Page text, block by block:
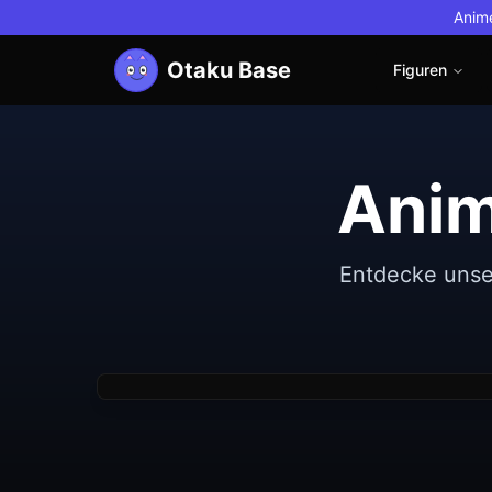
Otaku Base Figuren
Entdecke
Nendoroid Pretender/Oberon Vortigern